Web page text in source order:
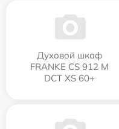
Духовой шкаф
FRANKE CS 912 M
DCT XS 60+